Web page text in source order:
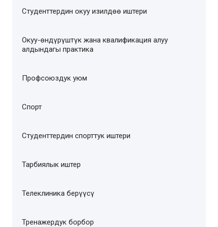
Студенттердин окуу изилдөө иштери
Окуу-өндүрүштүк жана квалификация алуу
алдындагы практика
Профсоюздук уюм
Спорт
Студенттердин спорттук иштери
Тарбиялык иштер
Телеклиника берүүсү
Тренажердук борбор